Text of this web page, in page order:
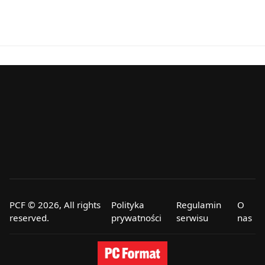
PCF © 2026, All rights
reserved.
Polityka
prywatności
Regulamin
serwisu
O
nas